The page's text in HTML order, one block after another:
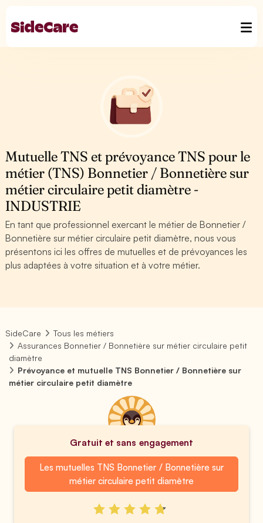
Mutuelle TNS et prévoyance TNS pour le
métier (TNS) Bonnetier / Bonnetière sur
métier circulaire petit diamètre -
INDUSTRIE
En tant que professionnel exercant le métier de Bonnetier /
Bonnetière sur métier circulaire petit diamètre, nous vous
présentons ici les offres de mutuelles et de prévoyances les
plus adaptées à votre situation et à votre métier.
SideCare
Tous les métiers
Assurances Bonnetier / Bonnetière sur métier circulaire petit
diamètre
Prévoyance et mutuelle TNS Bonnetier / Bonnetière sur
métier circulaire petit diamètre
Gratuit et sans engagement
Les mutuelles TNS Bonnetier / Bonnetière sur
métier circulaire petit diamètre